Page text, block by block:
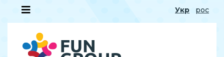
Укр рос